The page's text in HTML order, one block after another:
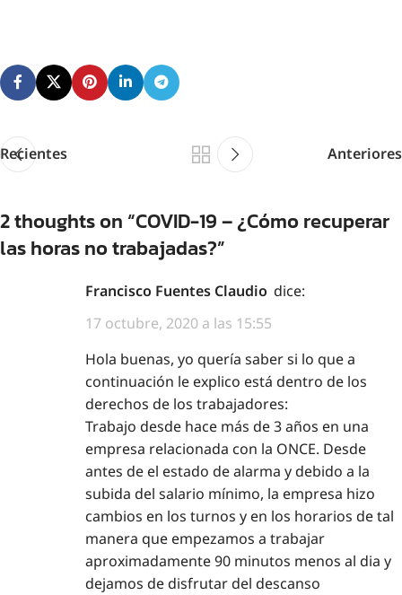
Recientes Anteriores
2 thoughts on “COVID-19 – ¿Cómo recuperar
las horas no trabajadas?”
Francisco Fuentes Claudio dice:
17 octubre, 2020 a las 15:55
Hola buenas, yo quería saber si lo que a
continuación le explico está dentro de los
derechos de los trabajadores:
Trabajo desde hace más de 3 años en una
empresa relacionada con la ONCE. Desde
antes de el estado de alarma y debido a la
subida del salario mínimo, la empresa hizo
cambios en los turnos y en los horarios de tal
manera que empezamos a trabajar
aproximadamente 90 minutos menos al dia y
dejamos de disfrutar del descanso